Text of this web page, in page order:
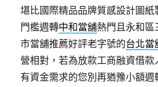
堪比國際精品品牌質感設計圖
門檻週轉中和當舖熱門且永和區
市當舖推薦好評老字號的台北當
營相對，若為放款工商融資借款
有資金需求的您別再猶豫小額